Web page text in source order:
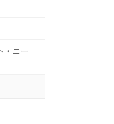
・ニー